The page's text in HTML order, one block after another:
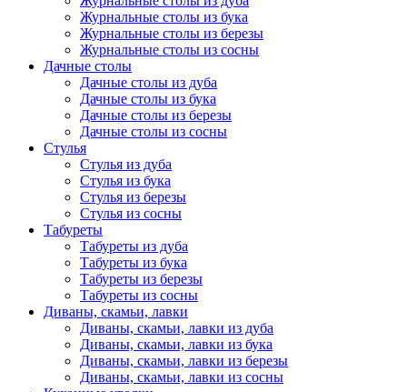
Журнальные столы из бука
Журнальные столы из березы
Журнальные столы из сосны
Дачные столы
Дачные столы из дуба
Дачные столы из бука
Дачные столы из березы
Дачные столы из сосны
Стулья
Стулья из дуба
Стулья из бука
Стулья из березы
Стулья из сосны
Табуреты
Табуреты из дуба
Табуреты из бука
Табуреты из березы
Табуреты из сосны
Диваны, скамьи, лавки
Диваны, скамьи, лавки из дуба
Диваны, скамьи, лавки из бука
Диваны, скамьи, лавки из березы
Диваны, скамьи, лавки из сосны